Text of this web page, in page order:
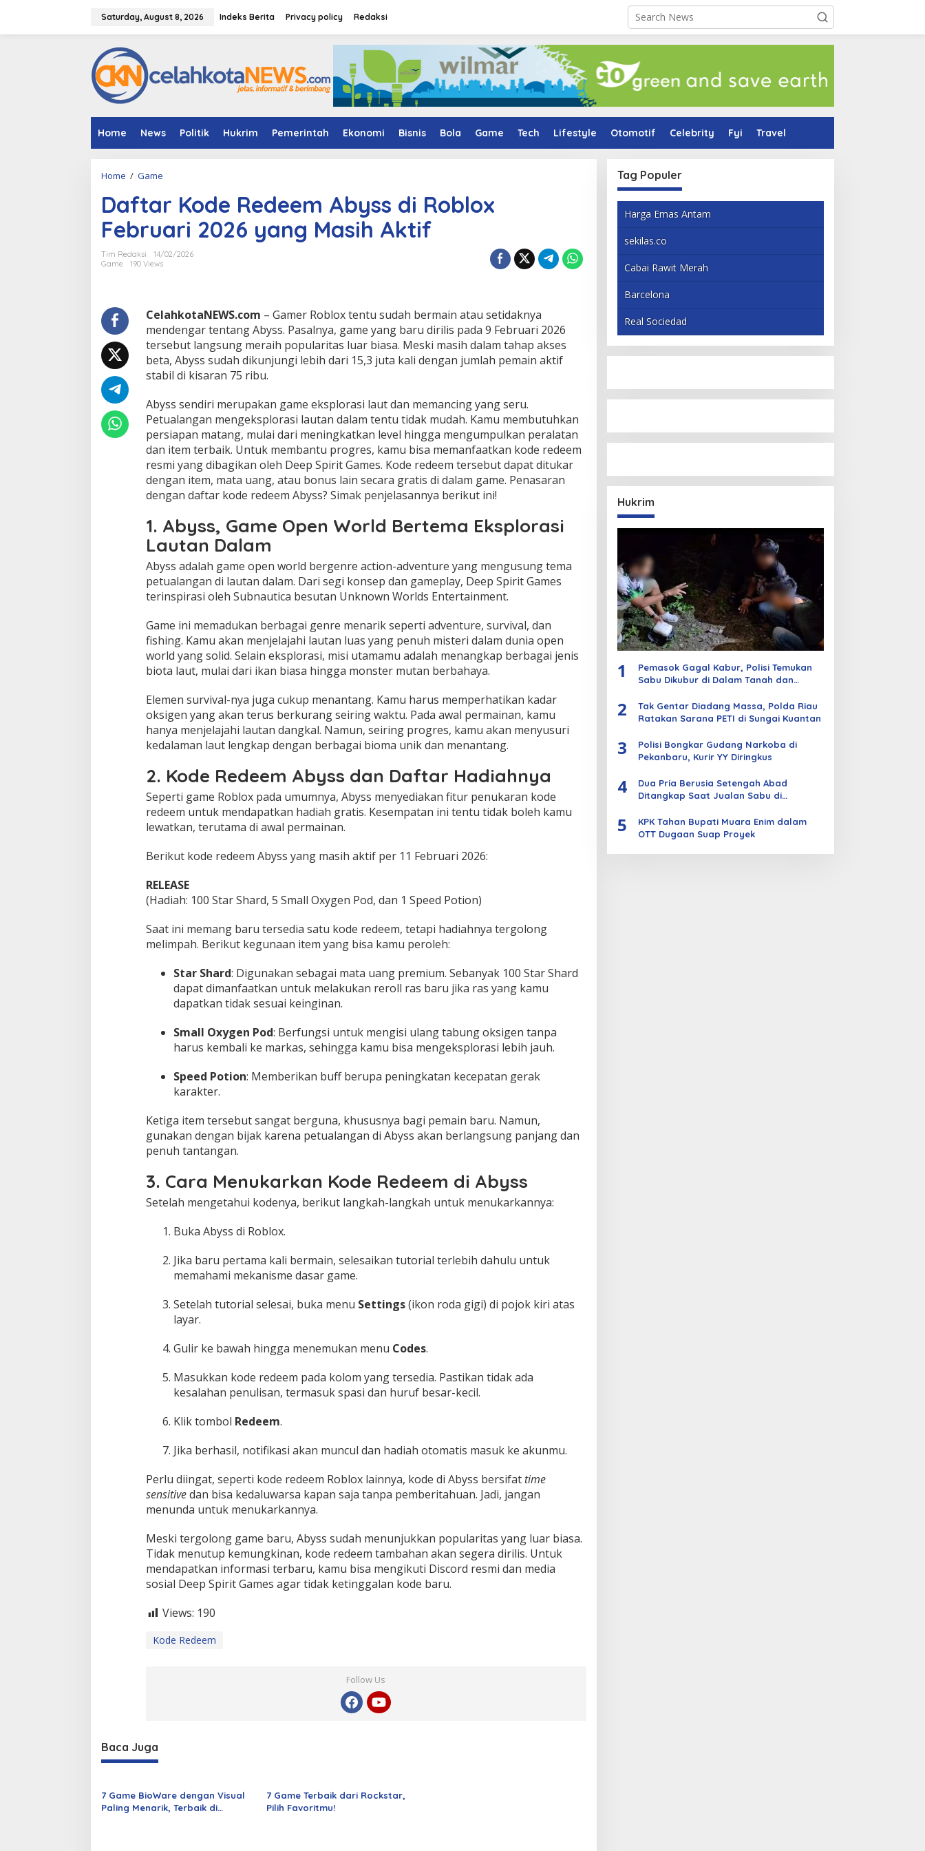
Saturday, August 8, 2026 Indeks Berita Privacy policy Redaksi
Home News Politik Hukrim Pemerintah Ekonomi Bisnis Bola Game Tech Lifestyle Otomotif Celebrity Fyi Travel
Home / Game
f
t
a
r
K
e
e
e
m
A
s
s
d
i
R
o
b
l
x
F
e
r
u
a
i
2
0
2
6
a
n
g
M
a
h
A
k
t
i
Daftar Kode Redeem Abyss di Roblox
Februari 2026 yang Masih Aktif
Tim Redaksi
14/02/2026
Game
190 Views
CelahkotaNEWS.com – Gamer Robloxtentu sudah bermain atau setidaknya
mendengar tentang Abyss. Pasalnya, game yang baru dirilis pada 9 Februari 2026
tersebut langsung meraih popularitas luar biasa. Meski masih dalam tahap akses
beta, Abyss sudah dikunjungi lebih dari 15,3 juta kali dengan jumlah pemain aktif
stabil di kisaran 75 ribu.
Abyss sendiri merupakan game eksplorasi laut dan memancing yang seru.
Petualangan mengeksplorasi lautan dalam tentu tidak mudah. Kamu membutuhkan
persiapan matang, mulai dari meningkatkan level hingga mengumpulkan peralatan
dan item terbaik. Untuk membantu progres, kamu bisa memanfaatkan kode redeem
resmi yang dibagikan oleh Deep Spirit Games. Kode redeem tersebut dapat ditukar
dengan item, mata uang, atau bonus lain secara gratis di dalam game. Penasaran
dengan daftar kode redeem Abyss? Simak penjelasannya berikut ini!
1. Abyss, Game Open World Bertema Eksplorasi
Lautan Dalam
Abyss adalah game open world bergenre action-adventure yang mengusung tema
petualangan di lautan dalam. Dari segi konsep dan gameplay, Deep Spirit Games
terinspirasi oleh Subnautica besutan Unknown Worlds Entertainment.
Game ini memadukan berbagai genre menarik seperti adventure, survival, dan
fishing. Kamu akan menjelajahi lautan luas yang penuh misteri dalam dunia open
world yang solid. Selain eksplorasi, misi utamamu adalah menangkap berbagai jenis
biota laut, mulai dari ikan biasa hingga monster mutan berbahaya.
Elemen survival-nya juga cukup menantang. Kamu harus memperhatikan kadar
oksigen yang akan terus berkurang seiring waktu. Pada awal permainan, kamu
hanya menjelajahi lautan dangkal. Namun, seiring progres, kamu akan menyusuri
kedalaman laut lengkap dengan berbagai bioma unik dan menantang.
2. Kode Redeem Abyss dan Daftar Hadiahnya
Seperti game Roblox pada umumnya, Abyss menyediakan fitur penukaran kode
redeem untuk mendapatkan hadiah gratis. Kesempatan ini tentu tidak boleh kamu
lewatkan, terutama di awal permainan.
Berikut kode redeem Abyss yang masih aktif per 11 Februari 2026:
RELEASE
(Hadiah: 100 Star Shard, 5 Small Oxygen Pod, dan 1 Speed Potion)
Saat ini memang baru tersedia satu kode redeem, tetapi hadiahnya tergolong
melimpah. Berikut kegunaan item yang bisa kamu peroleh:
Star Shard: Digunakan sebagai mata uang premium. Sebanyak 100 Star Shard
dapat dimanfaatkan untuk melakukan reroll ras baru jika ras yang kamu
dapatkan tidak sesuai keinginan.
Small Oxygen Pod: Berfungsi untuk mengisi ulang tabung oksigen tanpa
harus kembali ke markas, sehingga kamu bisa mengeksplorasi lebih jauh.
Speed Potion: Memberikan buff berupa peningkatan kecepatan gerak
karakter.
Ketiga item tersebut sangat berguna, khususnya bagi pemain baru. Namun,
gunakan dengan bijak karena petualangan di Abyss akan berlangsung panjang dan
penuh tantangan.
3. Cara Menukarkan Kode Redeem di Abyss
Setelah mengetahui kodenya, berikut langkah-langkah untuk menukarkannya:
Buka Abyss di Roblox.
Jika baru pertama kali bermain, selesaikan tutorial terlebih dahulu untuk
memahami mekanisme dasar game.
Setelah tutorial selesai, buka menu Settings(ikon roda gigi) di pojok kiri atas
layar.
Gulir ke bawah hingga menemukan menu Codes.
Masukkan kode redeem pada kolom yang tersedia. Pastikan tidak ada
kesalahan penulisan, termasuk spasi dan huruf besar-kecil.
Klik tombol Redeem.
Jika berhasil, notifikasi akan muncul dan hadiah otomatis masuk ke akunmu.
Perlu diingat, seperti kode redeem Roblox lainnya, kode di Abyss bersifat time
sensitivedan bisa kedaluwarsa kapan saja tanpa pemberitahuan. Jadi, jangan
menunda untuk menukarkannya.
Meski tergolong game baru, Abyss sudah menunjukkan popularitas yang luar biasa.
Tidak menutup kemungkinan, kode redeem tambahan akan segera dirilis. Untuk
mendapatkan informasi terbaru, kamu bisa mengikuti Discord resmi dan media
sosial Deep Spirit Games agar tidak ketinggalan kode baru.
Views: 190
Kode Redeem
Follow Us
Baca Juga
7 Game BioWare dengan Visual
Paling Menarik, Terbaik di
7 Game Terbaik dari Rockstar,
Pilih Favoritmu!
Tag Populer
Harga Emas Antam
sekilas.co
Cabai Rawit Merah
Barcelona
Real Sociedad
Hukrim
1
Pemasok Gagal Kabur, Polisi Temukan
Sabu Dikubur di Dalam Tanah dan
2
Tak Gentar Diadang Massa, Polda Riau
Ratakan Sarana PETI di Sungai Kuantan
3
Polisi Bongkar Gudang Narkoba di
Pekanbaru, Kurir YY Diringkus
4
Dua Pria Berusia Setengah Abad
Ditangkap Saat Jualan Sabu di
5
KPK Tahan Bupati Muara Enim dalam
OTT Dugaan Suap Proyek